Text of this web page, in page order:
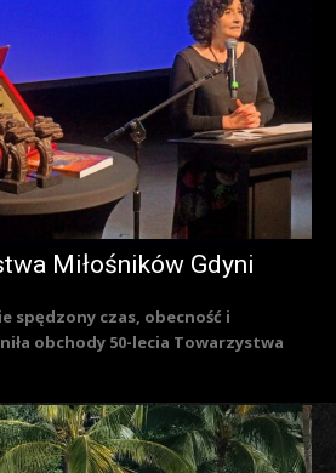
Miłośników Gdyni
spędzony czas, obecność i
obchody 50-lecia Towarzystwa